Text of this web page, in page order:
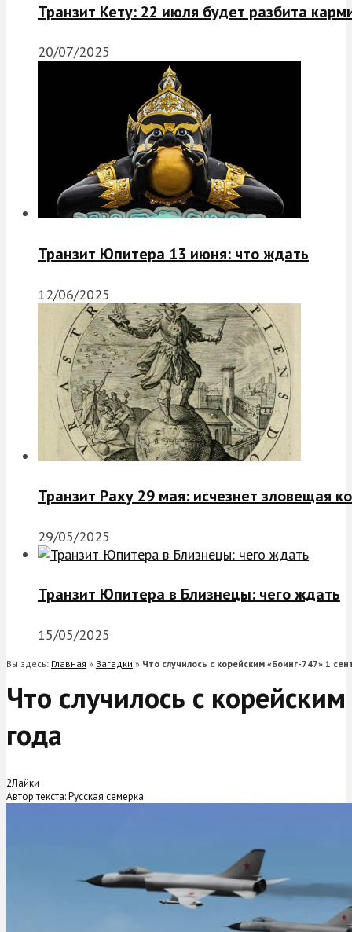
Транзит Кету: 22 июля будет разбита
20/07/2025
Транзит Юпитера 13 июня: что ждать
12/06/2025
Транзит Раху 29 мая: исчезнет зловещая
29/05/2025
Транзит Юпитера в Близнецы: чего ждать
15/05/2025
Вы здесь: Главная » Загадки » Что случилось с корейским «Боинг-747» 1
Что случилось с
года
2Лайки
Автор текста: Русская семерка